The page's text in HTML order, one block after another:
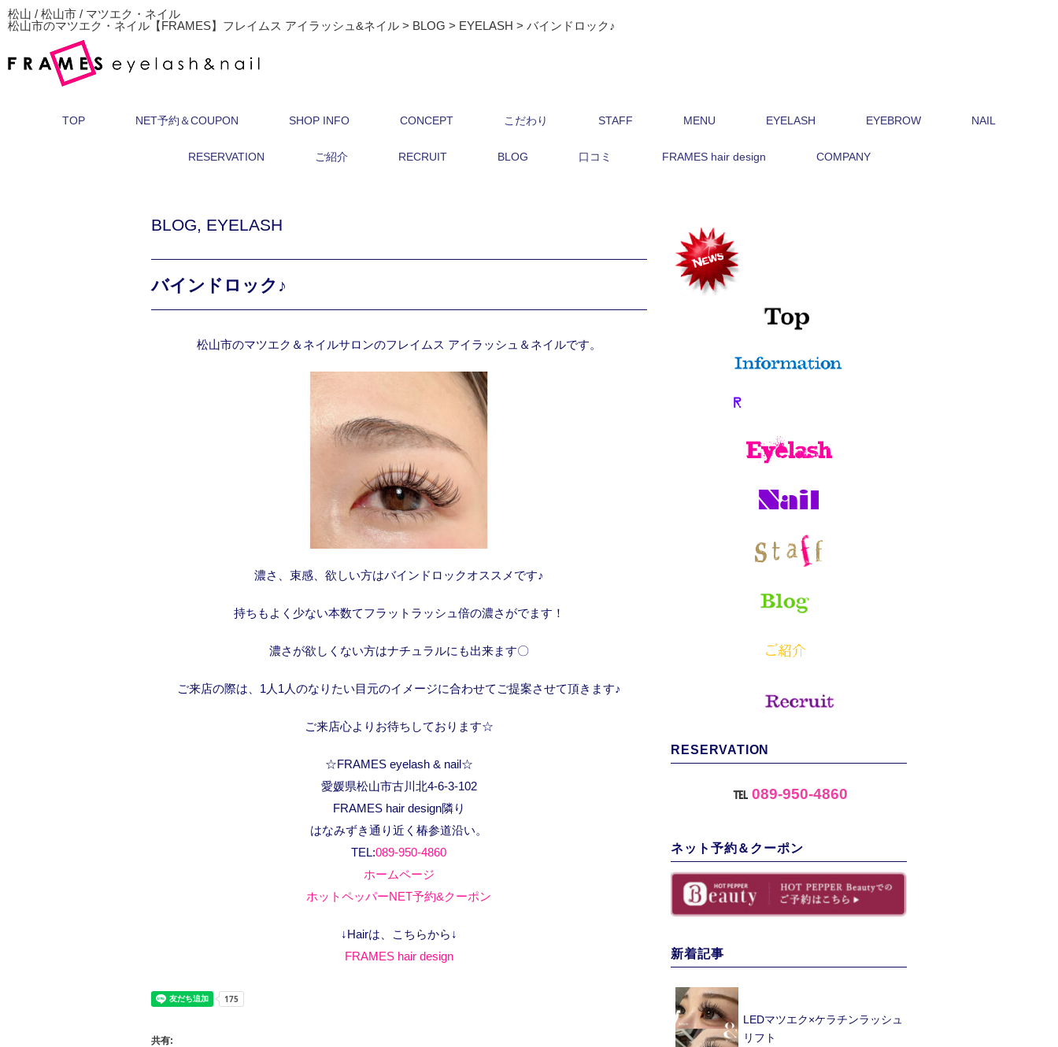
松山 / 松山市 / マツエク・ネイル
松山市のマツエク・ネイル【FRAMES】フレイムス アイラッシュ&ネイル > BLOG > EYELASH > バインドロック♪
TOP NET予約＆COUPON SHOP INFO CONCEPT こだわり STAFF MENU EYELASH EYEBROW NAIL
RESERVATION ご紹介 RECRUIT BLOG 口コミ FRAMES hair design COMPANY
BLOG, EYELASH
バインドロック♪
松山市のマツエク＆ネイルサロンのフレイムス アイラッシュ＆ネイルです。
濃さ、束感、欲しい方はバインドロックオススメです♪
持ちもよく少ない本数てフラットラッシュ倍の濃さがでます！
濃さが欲しくない方はナチュラルにも出来ます〇
ご来店の際は、1人1人のなりたい目元のイメージに合わせてご提案させて頂きます♪
ご来店心よりお待ちしております☆
☆FRAMES eyelash & nail☆
愛媛県松山市古川北4-6-3-102
FRAMES hair design隣り
はなみずき通り近く椿参道沿い。
TEL:089-950-4860
ホームページ
ホットペッパーNET予約&クーポン
↓Hairは、こちらから↓
FRAMES hair design
共有:
RESERVATION
℡089-950-4860
ネット予約＆クーポン
新着記事
LEDマツエク×ケラチンラッシュ
リフト